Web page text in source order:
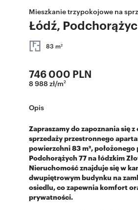
Mieszkanie trzypokojowe na
Łódź,
83 m2
746 000 PLN
8 988 zł/m2
Opis
Zapraszamy do zapoznania się
sprzedaży przestronnego
powierzchni 83 m², położonego
Podchorążych 77 na łódzkim
Nieruchomość znajduje się w
dwupiętrowym budynku na
osiedlu, co zapewnia komfort
prywatności.